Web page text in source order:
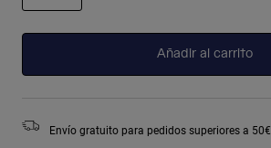
Añadir al carrito
Envío gratuito para pedidos superiores a 50€